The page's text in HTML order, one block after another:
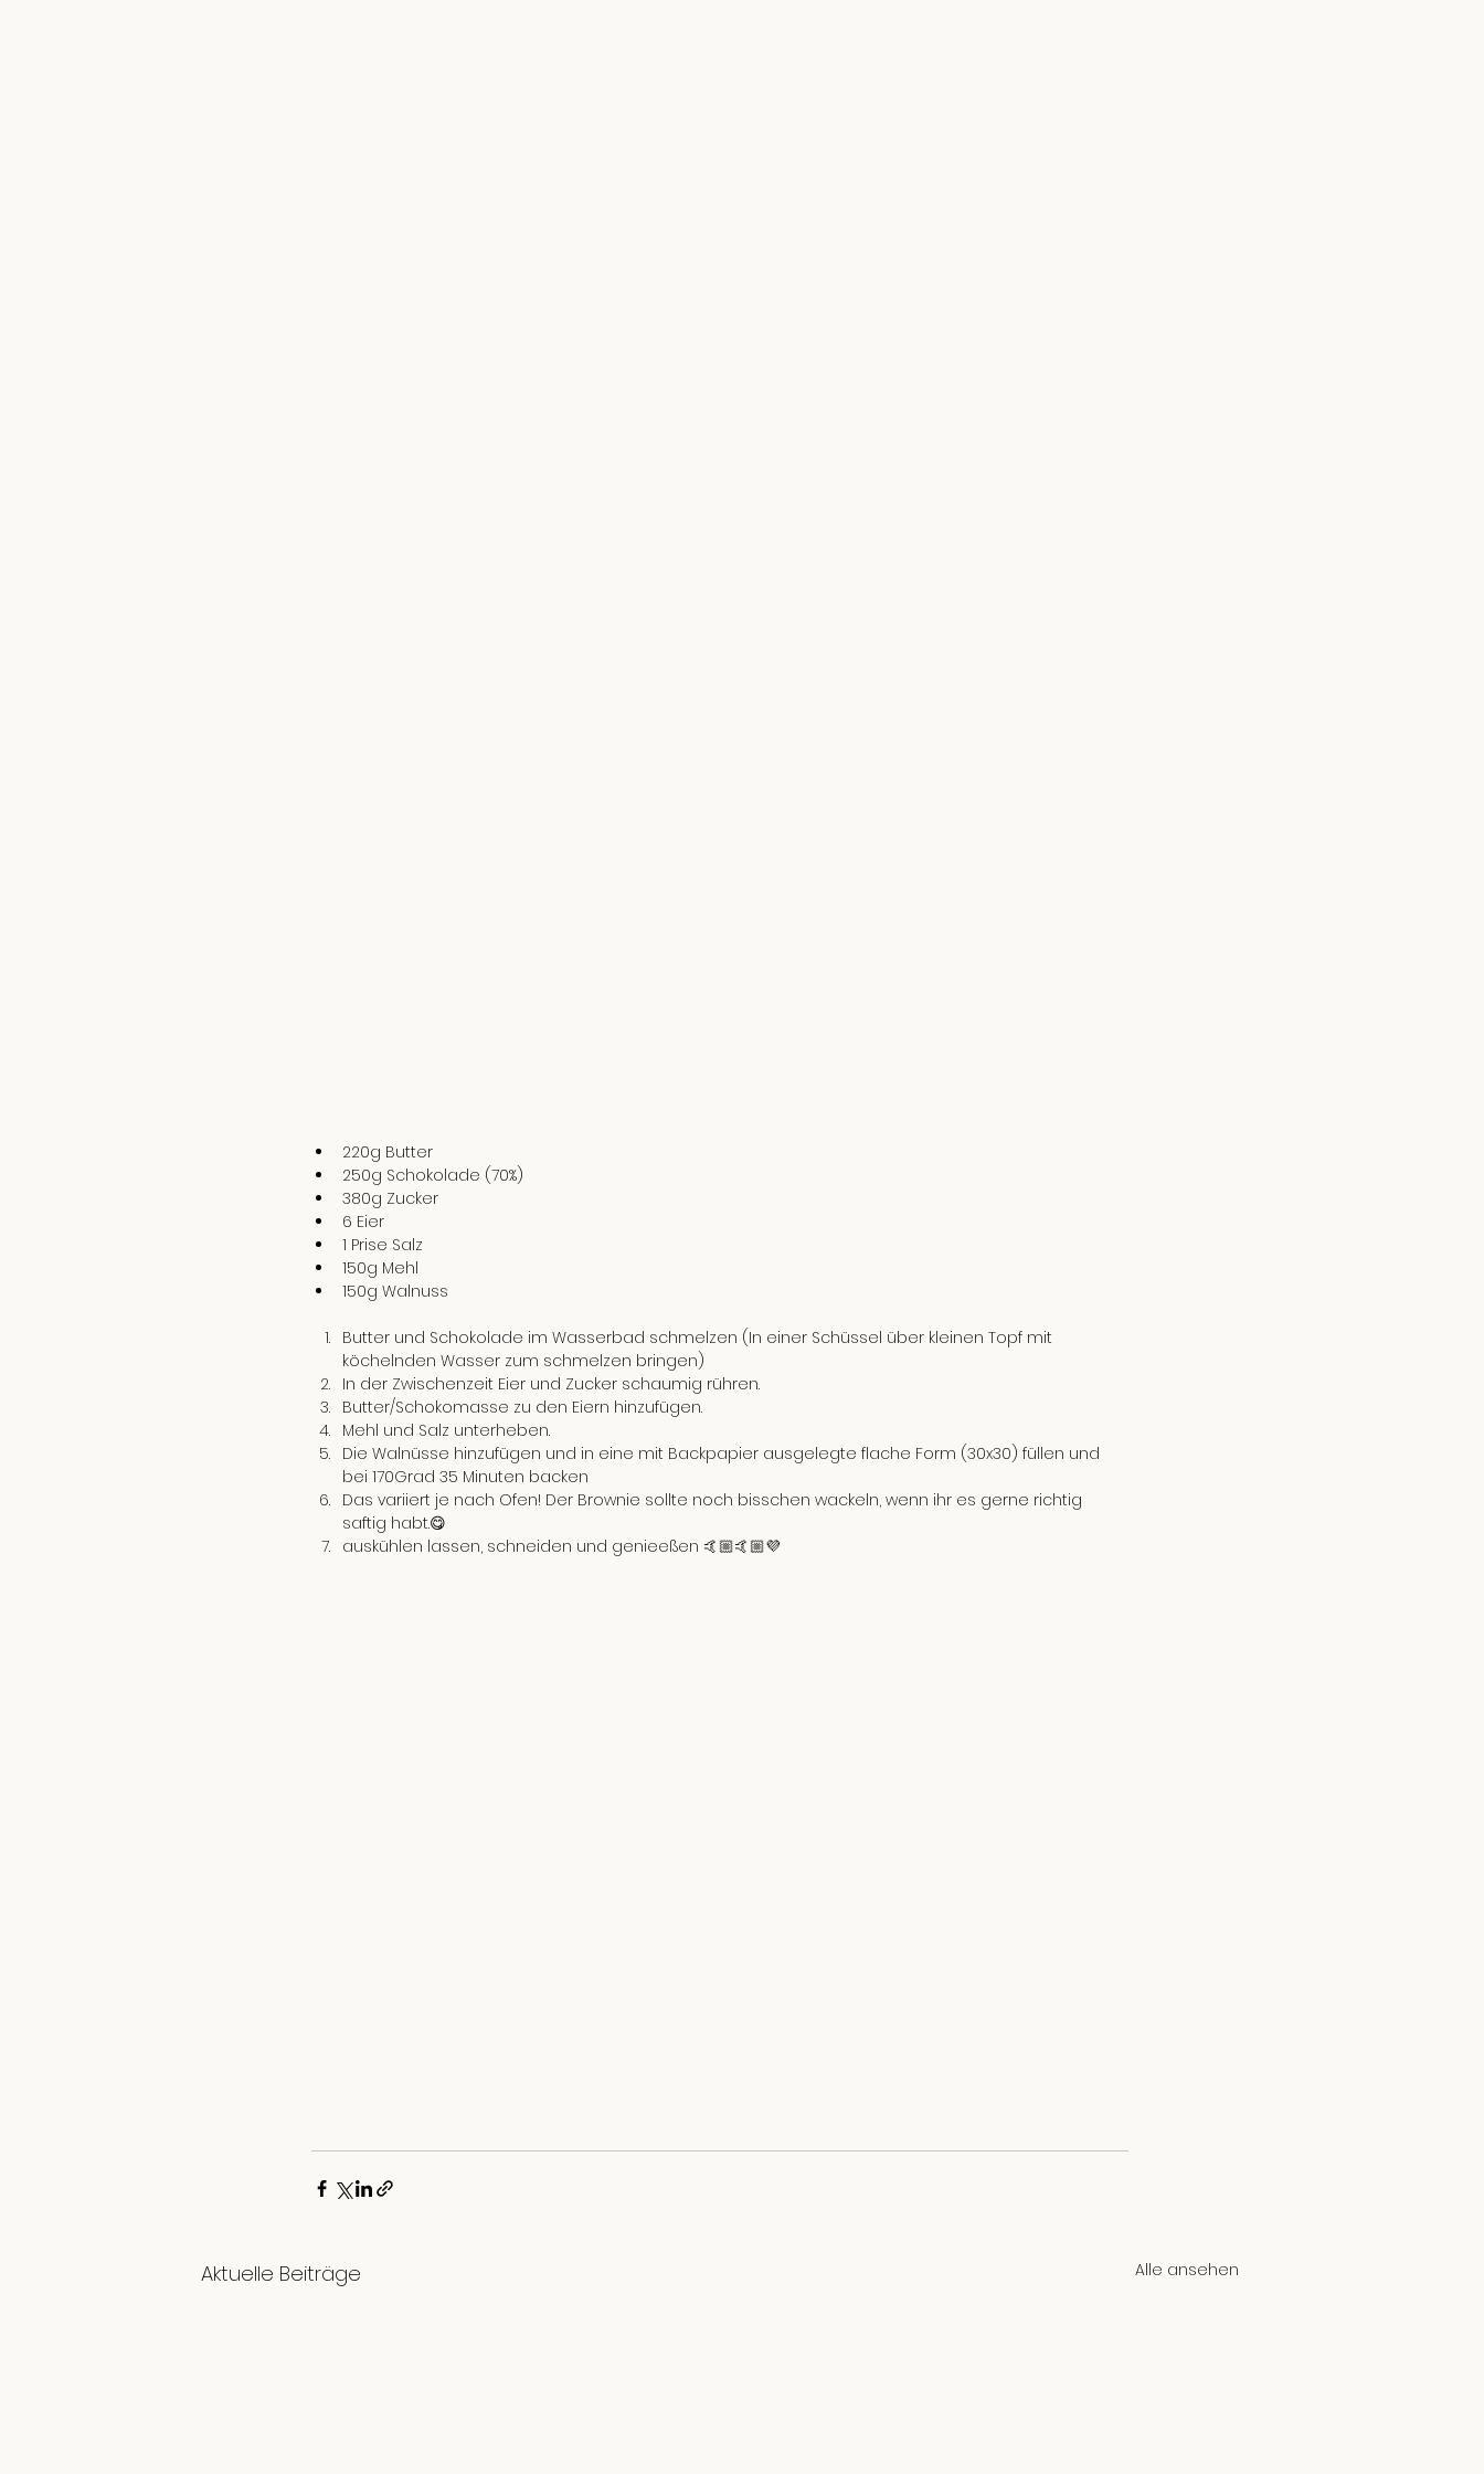
220g Butter
250g Schokolade (70%)
380g Zucker
6 Eier
1 Prise Salz
150g Mehl
150g Walnuss
Butter und Schokolade im Wasserbad schmelzen (In einer Schüssel über kleinen Topf mit
köchelnden Wasser zum schmelzen bringen)
In der Zwischenzeit Eier und Zucker schaumig rühren.
Butter/Schokomasse zu den Eiern hinzufügen.
Mehl und Salz unterheben.
Die Walnüsse hinzufügen und in eine mit Backpapier ausgelegte flache Form (30x30) füllen und
bei 170Grad 35 Minuten backen
Das variiert je nach Ofen! Der Brownie sollte noch bisschen wackeln, wenn ihr es gerne richtig
saftig habt.😋
auskühlen lassen, schneiden und genieeßen 🤙🏼🤙🏼💜
Aktuelle Beiträge Alle ansehen